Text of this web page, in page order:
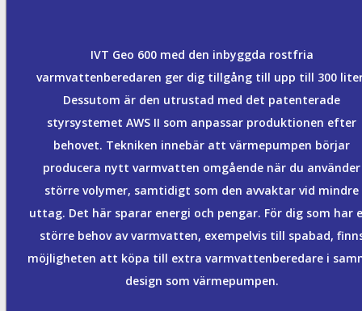
IVT Geo 600 med den inbyggda rostfria
varmvattenberedaren ger dig tillgång till upp till 300
Dessutom är den utrustad med det patenterade
styrsystemet AWS II som anpassar produktionen efter
behovet. Tekniken innebär att värmepumpen börjar
producera nytt varmvatten omgående när du använder
större volymer, samtidigt som den avvaktar vid mindre
uttag. Det här sparar energi och pengar. För dig som har
större behov av varmvatten, exempelvis till spabad,
möjligheten att köpa till extra varmvattenberedare i
design som värmepumpen.